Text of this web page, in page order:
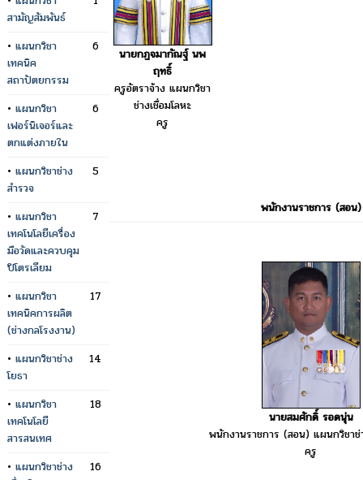
สามัญสัมพันธ์
• แผนกวิชา
เทคนิค
สถาปัตยกรรม
6
• แผนกวิชา
เฟอร์นิเจอร์และ
ตกแต่งภายใน
6
• แผนกวิชาช่าง
สำรวจ
5
• แผนกวิชา
เทคโนโลยีเครื่อง
มือวัดและควบคุม
ปิโตรเลียม
7
• แผนกวิชา
เทคนิคการผลิต
(ช่างกลโรงงาน)
17
• แผนกวิชาช่าง
โยธา
14
• แผนกวิชา
เทคโนโลยี
สารสนเทศ
18
• แผนกวิชาช่าง
16
นายกฏจมากัณฐ์ นพ
ฤทธิ์
ครูอัตราจ้าง แผนกวิชา
ช่างเชื่อมโลหะ
ครู
พนักงานราชการ (สอน)
นายสมศักดิ์ รอดนุ่น
พนักงานราชการ (สอน) แผนกวิชาช่
ครู